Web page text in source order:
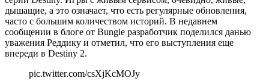
дышащие, а это означает, что есть регулярные обновления,
часто с большим количеством историй. В недавнем
сообщении в блоге от Bungie разработчик поделился данью
уважения Реддику и отметил, что его выступления еще
впереди в Destiny 2.
pic.twitter.com/csXjKcMOJy